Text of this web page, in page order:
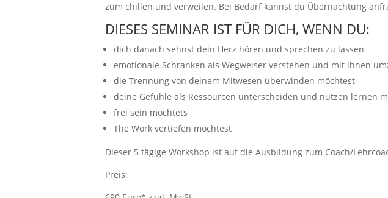
zum chillen und verweilen. Bei Bedarf kannst du Übernachtung
DIESES SEMINAR IST FÜR DICH, WENN DU:
dich danach sehnst dein Herz hören und sprechen zu lassen
emotionale Schranken als Wegweiser verstehen und mit ihnen
die Trennung von deinem Mitwesen überwinden möchtest
deine Gefühle als Ressourcen unterscheiden und nutzen lernen
frei sein möchtets
The Work vertiefen möchtest
Dieser 5 tägige Workshop ist auf die Ausbildung zum Coach/
Preis: